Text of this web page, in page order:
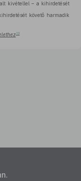
kivétellel – a kihirdetését
követő harmadik
13